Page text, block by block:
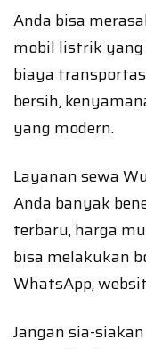
Anda bisa
mobil listrik
biaya
bersih,
yang modern.
Layanan sewa
Anda banyak
terbaru, harga
bisa melakukan
WhatsApp,
Jangan sia-